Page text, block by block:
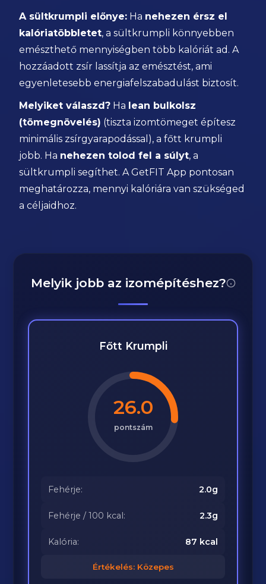
A sültkrumpli előnye: Ha nehezen érsz el
kalóriatöbbletet, a sültkrumpli könnyebben
emészthető mennyiségben több kalóriát ad. A
hozzáadott zsír lassítja az emésztést, ami
egyenletesebb energiafelszabadulást biztosít.
Melyiket válaszd? Ha lean bulkolsz
(tömegnövelés) (tiszta izomtömeget építesz
minimális zsírgyarapodással), a főtt krumpli
jobb. Ha nehezen tolod fel a súlyt, a
sültkrumpli segíthet. A GetFIT App pontosan
meghatározza, mennyi kalóriára van szükséged
a céljaidhoz.
Melyik jobb az izomépítéshez?
Főtt Krumpli
26.0
pontszám
Fehérje: 2.0g
Fehérje / 100 kcal: 2.3g
Kalória: 87 kcal
Értékelés: Közepes